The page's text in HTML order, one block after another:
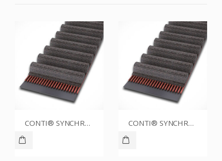
CONTI® SYNCHROBELT 1400XH300 CONTI® SYNCHROBELT 1400H075